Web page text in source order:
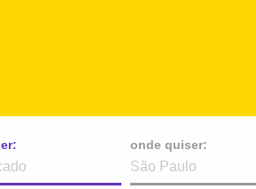
onde quiser: